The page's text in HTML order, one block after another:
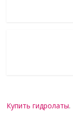
Купить гидролаты.